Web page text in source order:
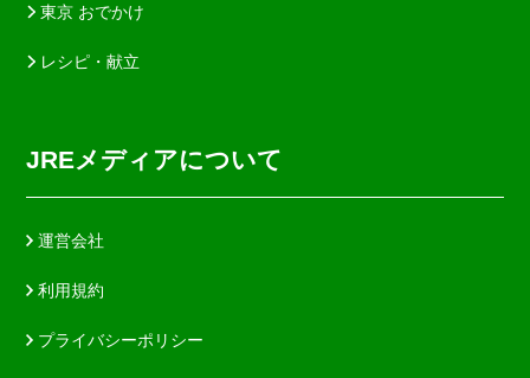
東京 おでかけ
レシピ・献立
JREメディアについて
運営会社
利用規約
プライバシーポリシー